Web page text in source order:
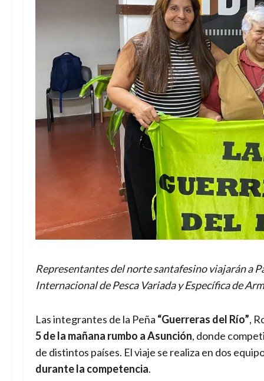
Representantes del norte santafesino viajarán a
Internacional de Pesca Variada y Específica de
Las integrantes de la Peña “Guerreras del Río”,
5 de la mañana rumbo a Asunción, donde
de distintos países. El viaje se realiza en dos
durante la competencia.